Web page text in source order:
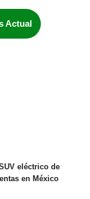
Actual
eléctrico de
en México